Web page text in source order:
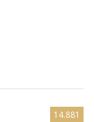
14.881